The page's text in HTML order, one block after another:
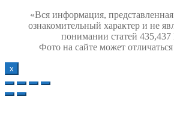
«Вся информация,
ознакомительный характер и не
понимании статей
Фото на сайте может
х